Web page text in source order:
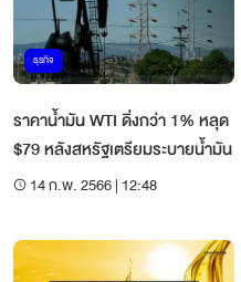
ธุรกิจ
ราคาน้ำมัน WTI ดิ่งกว่า 1% หลุด
$79 หลังสหรัฐเตรียมระบายน้ำมัน
14 ก.พ. 2566 | 12:48